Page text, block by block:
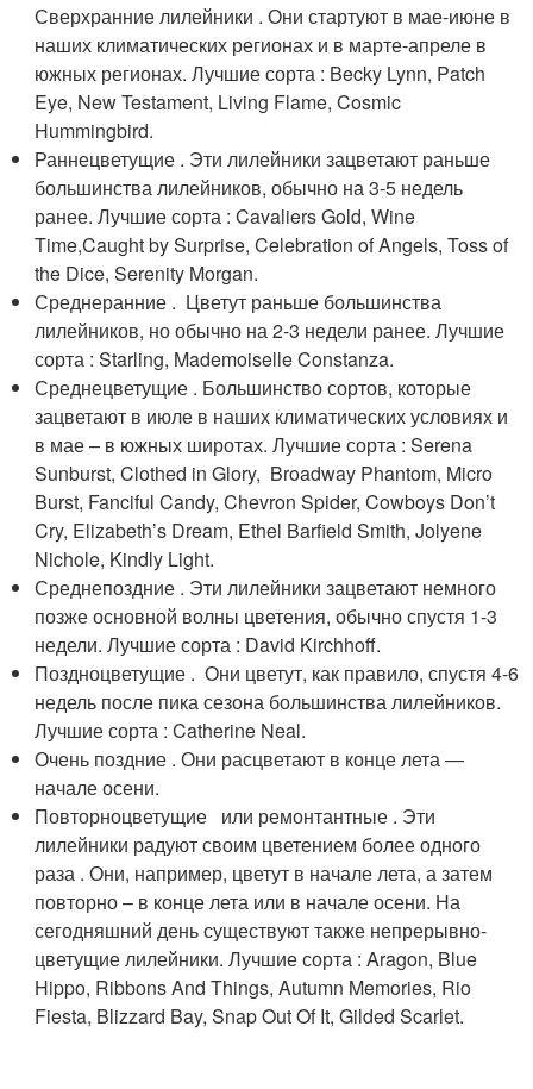
Сверхранние лилейники . Они стартуют в мае-июне в
наших климатических регионах и в марте-апреле в
южных регионах. Лучшие сорта : Becky Lynn, Patch
Eye, New Testament, Living Flame, Cosmic
Hummingbird.
Раннецветущие . Эти лилейники зацветают раньше
большинства лилейников, обычно на 3-5 недель
ранее. Лучшие сорта : Cavaliers Gold, Wine
Time,Caught by Surprise, Celebration of Angels, Toss of
the Dice, Serenity Morgan.
Среднеранние . Цветут раньше большинства
лилейников, но обычно на 2-3 недели ранее. Лучшие
сорта : Starling, Mademoiselle Constanza.
Среднецветущие . Большинство сортов, которые
зацветают в июле в наших климатических условиях и
в мае – в южных широтах. Лучшие сорта : Serena
Sunburst, Clothed in Glory, Broadway Phantom, Micro
Burst, Fanciful Candy, Chevron Spider, Cowboys Don’t
Cry, Elizabeth’s Dream, Ethel Barfield Smith, Jolyene
Nichole, Kindly Light.
Среднепоздние . Эти лилейники зацветают немного
позже основной волны цветения, обычно спустя 1-3
недели. Лучшие сорта : David Kirchhoff.
Поздноцветущие . Они цветут, как правило, спустя 4-6
недель после пика сезона большинства лилейников.
Лучшие сорта : Catherine Neal.
Очень поздние . Они расцветают в конце лета —
начале осени.
Повторноцветущие или ремонтантные . Эти
лилейники радуют своим цветением более одного
раза . Они, например, цветут в начале лета, а затем
повторно – в конце лета или в начале осени. На
сегодняшний день существуют также непрерывно-
цветущие лилейники. Лучшие сорта : Aragon, Blue
Hippo, Ribbons And Things, Autumn Memories, Rio
Fiesta, Blizzard Bay, Snap Out Of It, Gilded Scarlet.